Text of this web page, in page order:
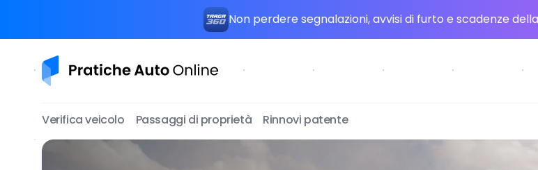
Non perdere segnalazioni, avvisi di furto e scadenze
Pratiche Auto Online
Verifica veicolo Passaggi di proprietà Rinnovi patente